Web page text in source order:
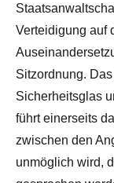
Verteidigung auf
Sitzordnung.
Sicherheitsglas
führt einerseits
zwischen den
unmöglich wird,